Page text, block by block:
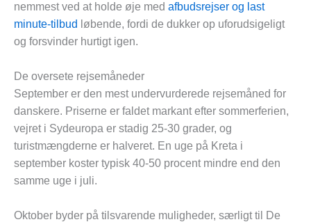
nemmest ved at holde øje med afbudsrejser og last
minute-tilbud
løbende, fordi de dukker op uforudsigeligt
og forsvinder hurtigt igen.
De oversete rejsemåneder
September er den mest undervurderede rejsemåned for
danskere. Priserne er faldet markant efter sommerferien,
vejret i Sydeuropa er stadig 25-30 grader, og
turistmængderne er halveret. En uge på Kreta i
september koster typisk 40-50 procent mindre end den
samme uge i juli.
Oktober byder på tilsvarende muligheder, særligt til De